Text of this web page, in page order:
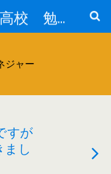
小学校 中学校 高校 勉強対策
ジャー
すが
まし